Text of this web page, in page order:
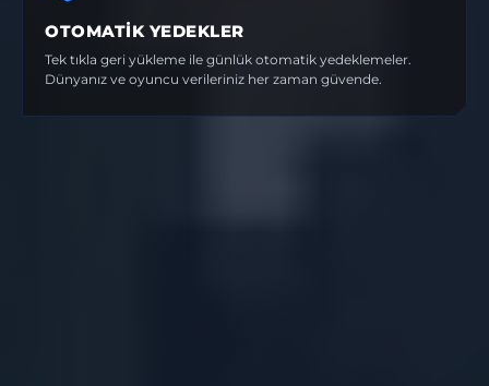
OTOMATIK YEDEKLER
Tek tıkla geri yükleme ile günlük otomatik yedeklemeler.
Dünyanız ve oyuncu verileriniz her zaman güvende.